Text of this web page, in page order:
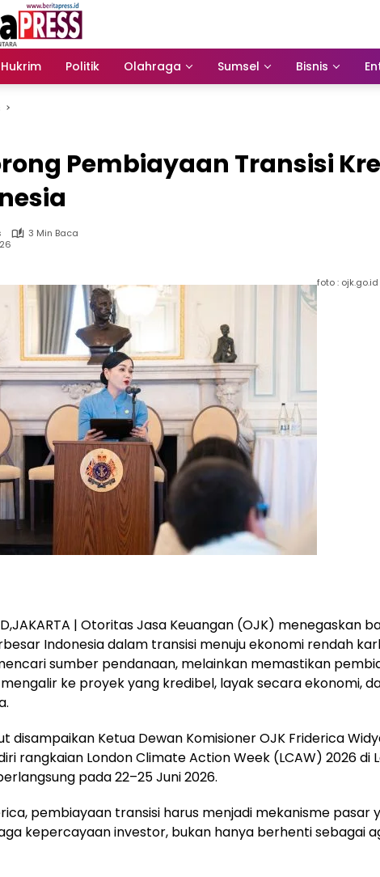
Hukrim Politik Olahraga Sumsel Bisnis
Pembiayaan Transisi
3 Min Baca
foto : ojk.go.id
| Otoritas Jasa Keuangan (OJK) menegaskan
Indonesia dalam transisi menuju ekonomi rendah
sumber pendanaan, melainkan memastikan
ke proyek yang kredibel, layak secara ekonomi,
disampaikan Ketua Dewan Komisioner OJK Friderica
rangkaian London Climate Action Week (LCAW) 2026 di
pada 22–25 Juni 2026.
pembiayaan transisi harus menjadi mekanisme pasar
kepercayaan investor, bukan hanya berhenti sebagai